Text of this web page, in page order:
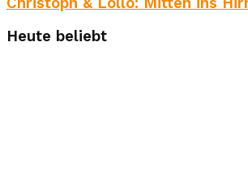
Heute beliebt